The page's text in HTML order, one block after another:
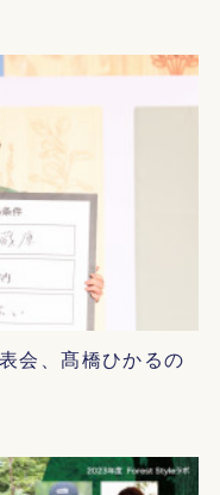
会、髙橋ひかるの